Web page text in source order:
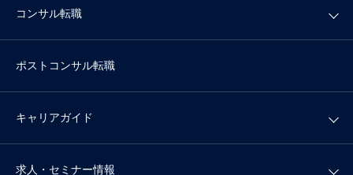
コンサル転職
ポストコンサル転職
キャリアガイド
求人・セミナー情報